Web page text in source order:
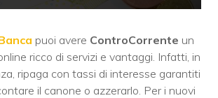
puoi avere ControCorrente un
ricco di servizi e vantaggi. Infatti, in
ripaga con tassi di interesse garantiti
il canone o azzerarlo. Per i nuovi